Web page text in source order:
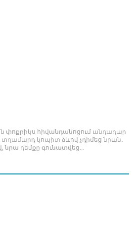
փոքրիկս հիվանդանոցում անդադար
տղամարդ կոպիտ ձևով չդիմեց նրան․
նրա դեմքը գունատվեց…